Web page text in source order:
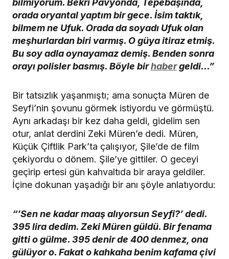
bilmiyorum. Bekri Pavyonda, Tepebaşında,
orada oryantal yaptım bir gece. İsim taktık,
bilmem ne Ufuk. Orada da soyadı Ufuk olan
meşhurlardan biri varmış. O güya itiraz etmiş.
Bu soy adla oynayamaz demiş. Benden sonra
orayı polisler basmış. Böyle birhabergeldi…”
Bir tatsızlık yaşanmıştı; ama sonuçta Müren de
Seyfi’nin şovunu görmek istiyordu ve görmüştü.
Aynı arkadaşı bir kez daha geldi, gidelim sen
otur, anlat derdini Zeki Müren’e dedi. Müren,
Küçük Çiftlik Park’ta çalışıyor, Şile’de de film
çekiyordu o dönem. Şile’ye gittiler. O geceyi
geçirip ertesi gün kahvaltıda bir araya geldiler.
İçine dokunan yaşadığı bir anı şöyle anlatıyordu:
“’Sen ne kadar maaş alıyorsun Seyfi?’ dedi.
395 lira dedim. Zeki Müren güldü. Bir fenama
gitti o gülme. 395 denir de 400 denmez, ona
gülüyor o. Fakat o kahkaha benim kafama çivi